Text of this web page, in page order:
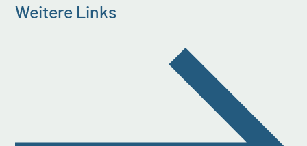
Weitere Links